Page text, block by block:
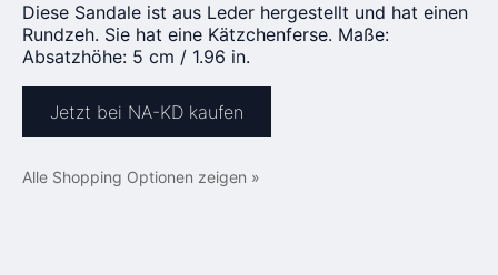
Diese Sandale ist aus Leder hergestellt und hat einen
Rundzeh. Sie hat eine Kätzchenferse. Maße:
Absatzhöhe: 5 cm / 1.96 in.
Jetzt bei NA-KD kaufen
Alle Shopping Optionen zeigen »